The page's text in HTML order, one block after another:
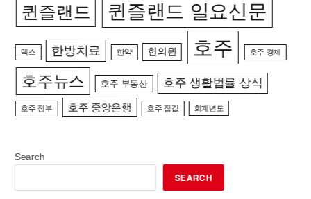
퀸즐랜드 퀸즐랜드 일요신문
텍스 한방치료 한약 한의원 호주 호주 경제
호주뉴스 호주 부동산 호주 생활법률 상식
호주 정부 호주 중앙은행 호주 집값 회계년도
Search
SEARCH